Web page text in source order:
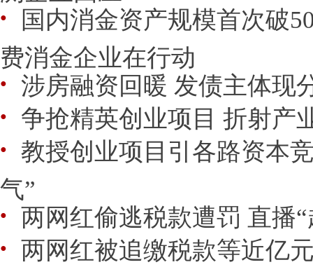
● 国内消金资产规模首次破
费消金企业在行动
● 涉房融资回暖 发债主体现
● 争抢精英创业项目 折射产
● 教授创业项目引各路资本
气”
● 两网红偷逃税款遭罚 直播
● 两网红被追缴税款等近亿